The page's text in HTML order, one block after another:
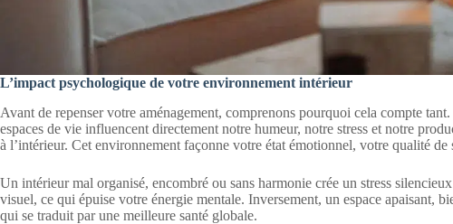
L’impact psychologique de votre environnement intérieur
Avant de repenser votre aménagement, comprenons pourquoi cela compte
espaces de vie influencent directement notre humeur, notre stress et notre
à l’intérieur. Cet environnement façonne votre état émotionnel, votre qualité
Un intérieur mal organisé, encombré ou sans harmonie crée un stress
visuel, ce qui épuise votre énergie mentale. Inversement, un espace apaisant,
qui se traduit par une meilleure santé globale.